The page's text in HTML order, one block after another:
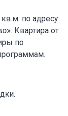
по адресу:
Квартира от
по